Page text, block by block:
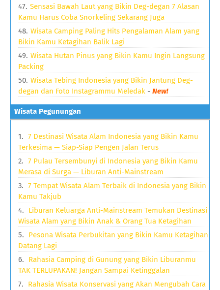
Sensasi Bawah Laut yang Bikin Deg-degan 7 Alasan
Kamu Harus Coba Snorkeling Sekarang Juga
Wisata Camping Paling Hits Pengalaman Alam yang
Bikin Kamu Ketagihan Balik Lagi
Wisata Hutan Pinus yang Bikin Kamu Ingin Langsung
Packing
Wisata Tebing Indonesia yang Bikin Jantung Deg-
degan dan Foto Instagrammu Meledak -New!
Wisata Pegunungan
7 Destinasi Wisata Alam Indonesia yang Bikin Kamu
Terkesima — Siap-Siap Pengen Jalan Terus
7 Pulau Tersembunyi di Indonesia yang Bikin Kamu
Merasa di Surga — Liburan Anti-Mainstream
7 Tempat Wisata Alam Terbaik di Indonesia yang Bikin
Kamu Takjub
Liburan Keluarga Anti-Mainstream Temukan Destinasi
Wisata Alam yang Bikin Anak & Orang Tua Ketagihan
Pesona Wisata Perbukitan yang Bikin Kamu Ketagihan
Datang Lagi
Rahasia Camping di Gunung yang Bikin Liburanmu
TAK TERLUPAKAN! Jangan Sampai Ketinggalan
Rahasia Wisata Konservasi yang Akan Mengubah Cara